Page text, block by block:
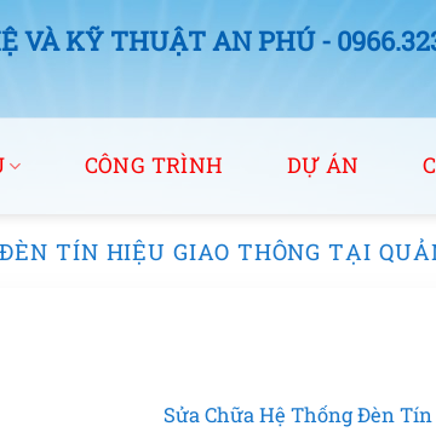
VÀ KỸ THUẬT AN PHÚ -
CÔNG TRÌNH DỰ ÁN
TÍN HIỆU GIAO THÔNG TẠI
Sửa Chữa Hệ Thống Đèn